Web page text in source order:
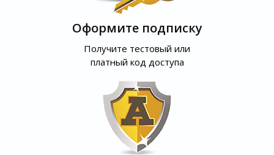
Оформите подписку
Получите тестовый или
платный код доступа